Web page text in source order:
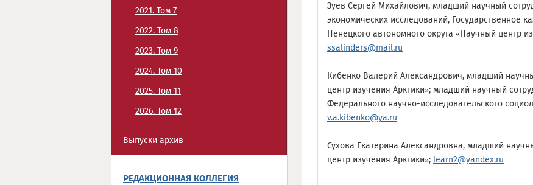
2021. Том 7
2022. Том 8
2023. Том 9
2024. Том 10
2025. Том 11
2026. Том 12
Выпуски архив
РЕДАКЦИОННАЯ КОЛЛЕГИЯ
Зуев Сергей Михайлович, младший научный
экономических исследований, Государственное
Ненецкого автономного округа «Научный центр
ssalinders@mail.ru
Кибенко Валерий Александрович, младший
центр изучения Арктики»; младший научный
Федерального научно-исследовательского
v.a.kibenko@ya.ru
Сухова Екатерина Александровна, младший
центр изучения Арктики»; learn2@yandex.ru